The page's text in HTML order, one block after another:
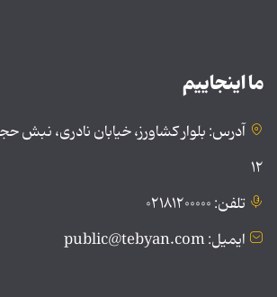
ما اینجاییم
آدرس: بلوار کشاورز، خیابان نادری،
۱۲
تلفن: ۰۲۱۸۱۲۰۰۰۰۰
ایمیل: public@tebyan.com